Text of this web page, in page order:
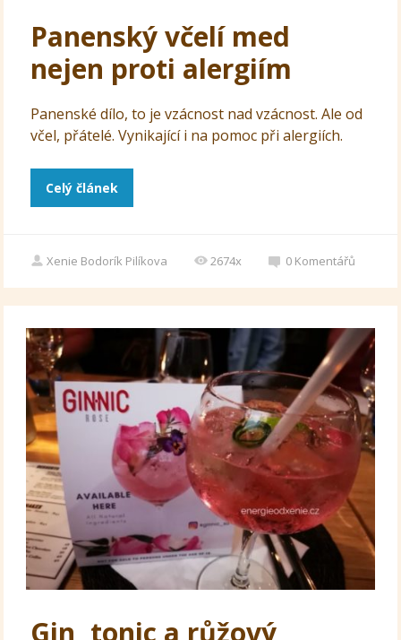
Panenský včelí med
nejen proti alergiím
Panenské dílo, to je vzácnost nad vzácnost. Ale od
včel, přátelé. Vynikající i na pomoc při alergiích.
Celý článek
Xenie Bodorík Pilíkova 2674x 0 Komentářů
Gin, tonic a růžový